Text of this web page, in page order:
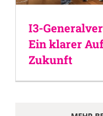
I3-
Ein klarer
Zukunft